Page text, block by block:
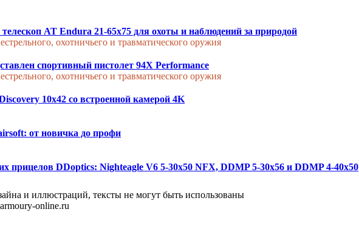
AT Endura 21-65x75 для охоты и наблюдений за природой
охотничьего и травматического оружия
спортивный пистолет 94X Performance
охотничьего и травматического оружия
10x42 со встроенной камерой 4K
от новичка до профи
прицелов DDoptics: Nighteagle V6 5-30x50 NFX, DDMP 5-30x56 и DDMP 4-40x50
и иллюстраций, тексты не могут быть использованы
online.ru